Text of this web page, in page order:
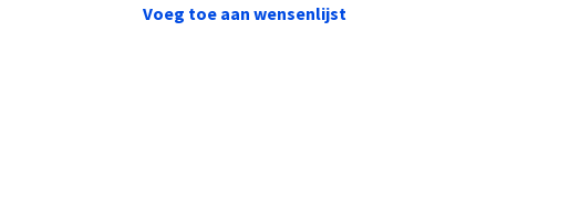
Voeg toe aan wensenlijst